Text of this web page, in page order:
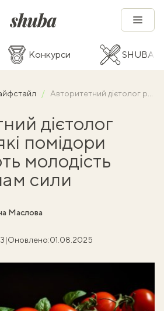
Конкурси SHUBA
Авторитетний дієтолог розповів, які помідори подовжують молодість та дають нам сили
дієтолог
помідори
молодість
сили
Маслова
|Оновлено:01.08.2025